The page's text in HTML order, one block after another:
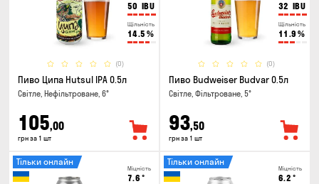
50 IBU
Щільність
14.5 %
(0)
Пиво Ципа Hutsul IPA 0.5л
Світле, Нефільтроване, 6°
105,00
грн за 1 шт
32 IBU
Щільність
11.9 %
(0)
Пиво Budweiser Budvar 0.5л
Світле, Фільтроване, 5°
93,50
грн за 1 шт
Міцність
7.6 °
Тільки онлайн
Міцність
6.2 °
Тільки онлайн